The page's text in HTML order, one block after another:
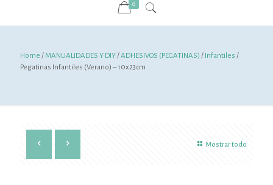
0
Home /MANUALIDADES Y DIY/ADHESIVOS (PEGATINAS) / Infantiles /
Pegatinas Infantiles (Verano) – 10x23cm
Mostrar todo